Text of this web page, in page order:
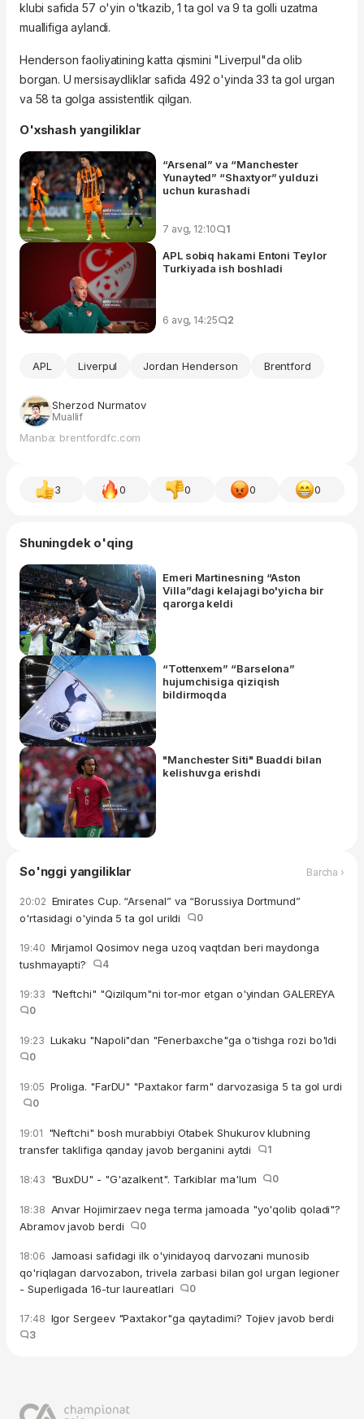
klubi safida 57 o'yin o'tkazib, 1 ta gol va 9 ta golli uzatma
muallifiga aylandi.
Henderson faoliyatining katta qismini "Liverpul"da olib
borgan. U mersisaydliklar safida 492 o'yinda 33 ta gol urgan
va 58 ta golga assistentlik qilgan.
O'xshash yangiliklar
“Arsenal” va “Manchester
Yunayted” “Shaxtyor” yulduzi
uchun kurashadi
7 avg, 12:10 1
APL sobiq hakami Entoni Teylor
Turkiyada ish boshladi
6 avg, 14:25 2
APL Liverpul Jordan Henderson Brentford
Sherzod Nurmatov
Muallif
Manba: brentfordfc.com
3 0 0 0 0
Shuningdek o'qing
Emeri Martinesning “Aston
Villa”dagi kelajagi bo'yicha bir
qarorga keldi
“Tottenxem” “Barselona”
hujumchisiga qiziqish
bildirmoqda
"Manchester Siti" Buaddi bilan
kelishuvga erishdi
So'nggi yangiliklar Barcha ›
20:02 Emirates Cup. “Arsenal” va “Borussiya Dortmund”
o'rtasidagi o'yinda 5 ta gol urildi
0
19:40 Mirjamol Qosimov nega uzoq vaqtdan beri maydonga
tushmayapti?
4
19:33 "Neftchi" "Qizilqum"ni tor-mor etgan o'yindan GALEREYA
0
19:23 Lukaku "Napoli"dan "Fenerbaxche"ga o'tishga rozi bo'ldi
0
19:05 Proliga. "FarDU" "Paxtakor farm" darvozasiga 5 ta gol urdi
0
19:01 "Neftchi" bosh murabbiyi Otabek Shukurov klubning
transfer taklifiga qanday javob berganini aytdi
1
18:43 "BuxDU" - "G'azalkent". Tarkiblar ma'lum 0
18:38 Anvar Hojimirzaev nega terma jamoada "yo'qolib qoladi"?
Abramov javob berdi
0
18:06 Jamoasi safidagi ilk o'yinidayoq darvozani munosib
qo'riqlagan darvozabon, trivela zarbasi bilan gol urgan legioner
- Superligada 16-tur laureatlari
0
17:48 Igor Sergeev "Paxtakor"ga qaytadimi? Tojiev javob berdi
3